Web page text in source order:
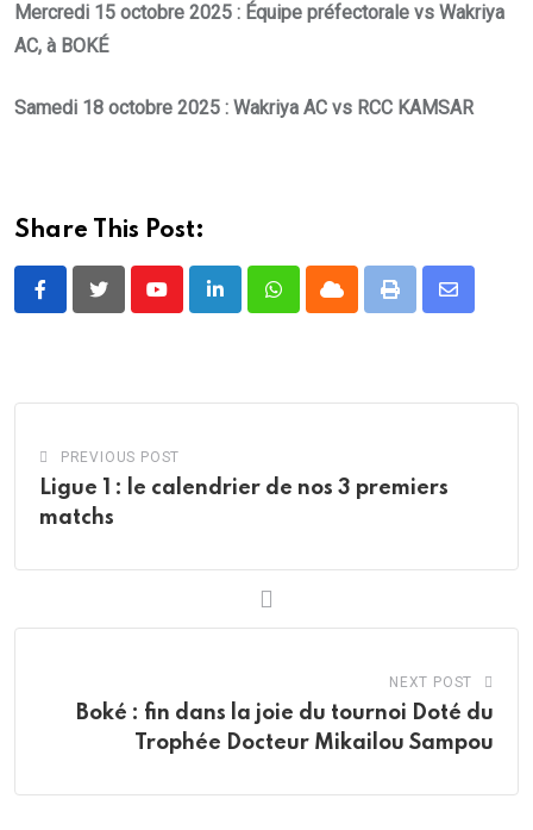
Mercredi 15 octobre 2025 : Équipe préfectorale vs Wakriya
AC, à BOKÉ
Samedi 18 octobre 2025 : Wakriya AC vs RCC KAMSAR
Share This Post:
YoutubeLinkedInWhatsappCloud Print
Share
PREVIOUS POST
Ligue 1 : le calendrier de nos 3 premiers
matchs
NEXT POST
Boké : fin dans la joie du tournoi Doté du
Trophée Docteur Mikailou Sampou